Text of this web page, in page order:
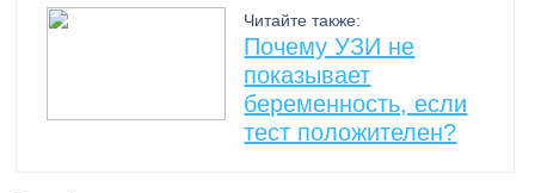
Читайте также:
Почему УЗИ не
показывает
беременность, если
тест положителен?